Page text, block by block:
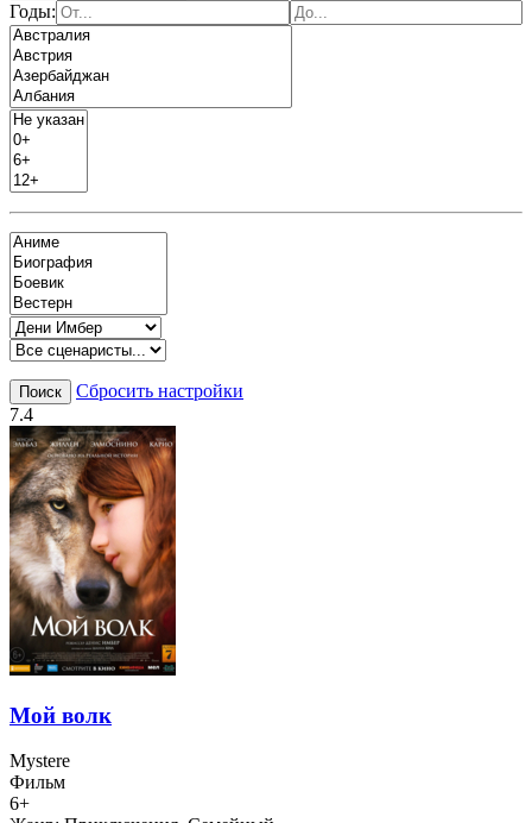
Годы:
Поиск
Сбросить настройки
7.4
Мой волк
Mystere
Фильм
6+